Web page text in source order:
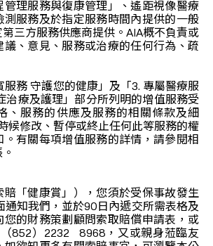
管理服務與復康管理」、遙距視像醫療
測服務及於指定服務時間內提供的一般
三方服務供應商提供。AIA概不負責或
議、意見、服務或治療的任何行為、疏
服務 守護您的健康」及「3. 專屬醫療服
治療及護理」部分所列明的增值服務受
、服務的供應及服務的相關條款及細
候修改、暫停或終止任何此等服務的權
。有關每項增值服務的詳情，請參閱相
賠「健康賞」），您須於受保事故發生
通知我們，並於90日內遞交所需表格及
您的財務策劃顧問索取賠償申請表，或
852）2232 8968，又或親身蒞臨友